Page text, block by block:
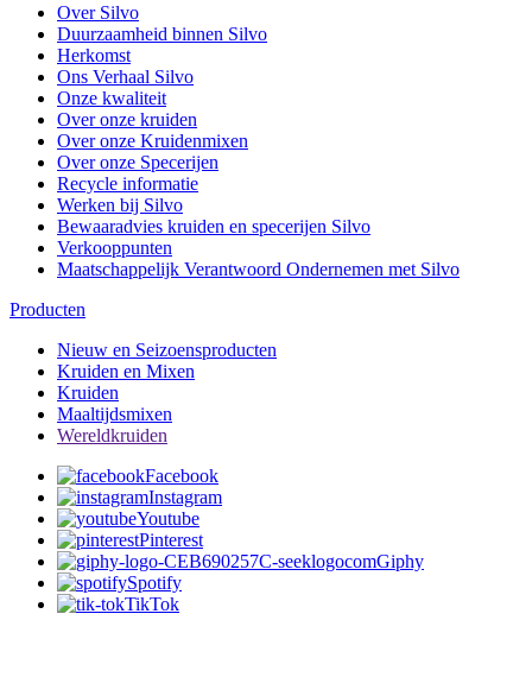
Over Silvo
Duurzaamheid binnen Silvo
Herkomst
Ons Verhaal Silvo
Onze kwaliteit
Over onze kruiden
Over onze Kruidenmixen
Over onze Specerijen
Recycle informatie
Werken bij Silvo
Bewaaradvies kruiden en specerijen Silvo
Verkooppunten
Maatschappelijk Verantwoord Ondernemen met Silvo
Producten
Nieuw en Seizoensproducten
Kruiden en Mixen
Kruiden
Maaltijdsmixen
Wereldkruiden
Facebook
Instagram
Youtube
Pinterest
Giphy
Spotify
TikTok